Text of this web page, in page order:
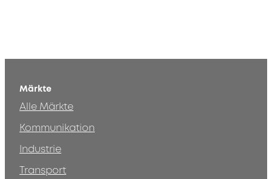
Märkte
Alle Märkte
Kommunikation
Industrie
Transport